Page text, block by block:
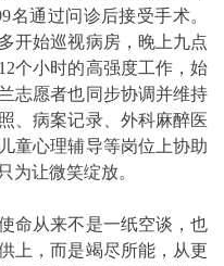
名通过问诊后接受手术。
开始巡视病房，晚上九点
个小时的高强度工作，始
志愿者也同步协调并维持
、病案记录、外科麻醉医
童心理辅导等岗位上协助
为让微笑绽放。
从来不是一纸空谈，也
上，而是竭尽所能，从更